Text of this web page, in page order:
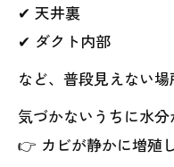
✔ 天井裏
✔ ダクト内部
など、普段見えない場
気づかないうちに水分
👉 カビが静かに増殖